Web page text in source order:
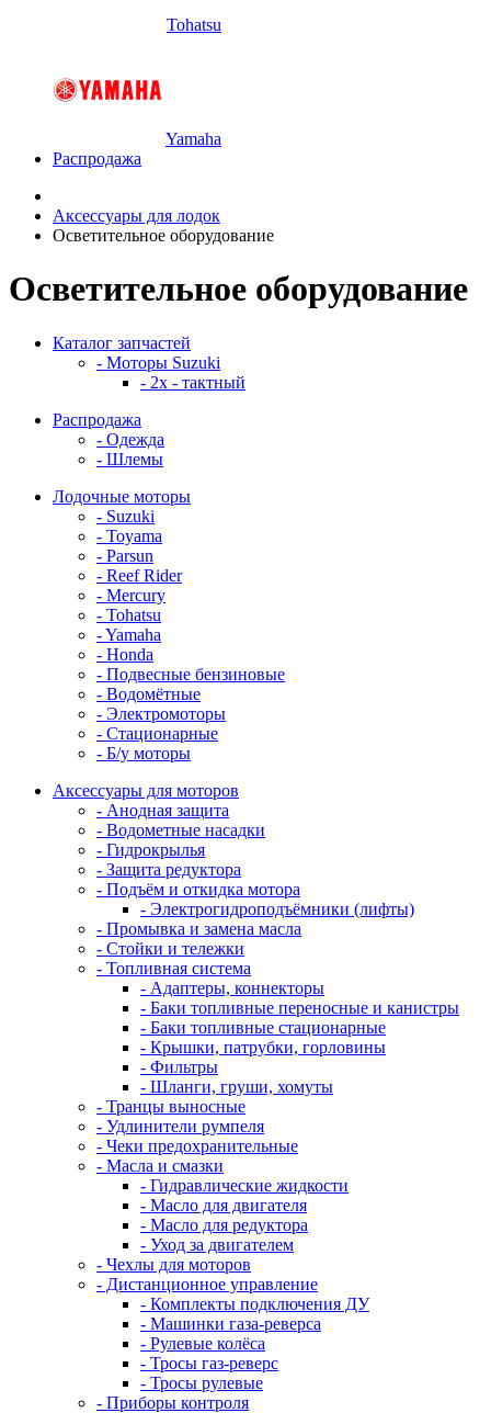
Tohatsu
Yamaha
Распродажа
Аксессуары для лодок
Осветительное оборудование
Осветительное оборудование
Каталог запчастей
- Моторы Suzuki
- 2x - тактный
Распродажа
- Одежда
- Шлемы
Лодочные моторы
- Suzuki
- Toyama
- Parsun
- Reef Rider
- Mercury
- Tohatsu
- Yamaha
- Honda
- Подвесные бензиновые
- Водомётные
- Электромоторы
- Стационарные
- Б/у моторы
Аксессуары для моторов
- Анодная защита
- Водометные насадки
- Гидрокрылья
- Защита редуктора
- Подъём и откидка мотора
- Электрогидроподъёмники (лифты)
- Промывка и замена масла
- Стойки и тележки
- Топливная система
- Адаптеры, коннекторы
- Баки топливные переносные и канистры
- Баки топливные стационарные
- Крышки, патрубки, горловины
- Фильтры
- Шланги, груши, хомуты
- Транцы выносные
- Удлинители румпеля
- Чеки предохранительные
- Масла и смазки
- Гидравлические жидкости
- Масло для двигателя
- Масло для редуктора
- Уход за двигателем
- Чехлы для моторов
- Дистанционное управление
- Комплекты подключения ДУ
- Машинки газа-реверса
- Рулевые колёса
- Тросы газ-реверс
- Тросы рулевые
- Приборы контроля